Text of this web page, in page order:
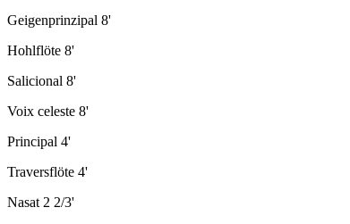
Geigenprinzipal 8'
Hohlflöte 8'
Salicional 8'
Voix celeste 8'
Principal 4'
Traversflöte 4'
Nasat 2 2/3'